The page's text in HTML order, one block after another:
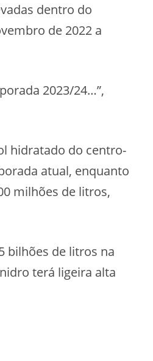
dentro do
de 2022 a
2023/24…”,
hidratado do centro-
atual, enquanto
milhões de litros,
bilhões de litros na
terá ligeira alta